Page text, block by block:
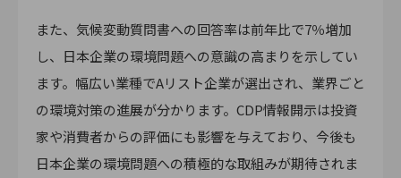
また、気候変動質問書への回答率は前年比で7％増加
し、日本企業の環境問題への意識の高まりを示してい
ます。幅広い業種でAリスト企業が選出され、業界ごと
の環境対策の進展が分かります。CDP情報開示は投資
家や消費者からの評価にも影響を与えており、今後も
日本企業の環境問題への積極的な取組みが期待されま